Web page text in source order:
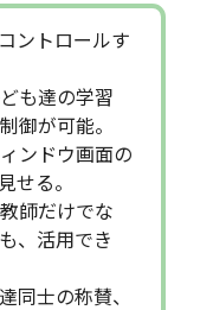
ントロールす
も達の学習
御が可能。
ンドウ画面の
せる。
師だけでな
、活用でき
士の称賛、